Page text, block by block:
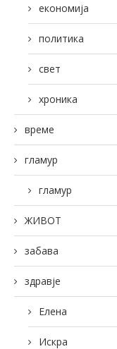
економија
политика
свет
хроника
време
гламур
гламур
ЖИВОТ
забава
здравје
Елена
Искра